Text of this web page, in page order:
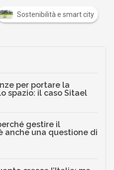
Sostenibilità e smart city
per portare la
spazio: il caso Sitael
gestire il
anche una questione di